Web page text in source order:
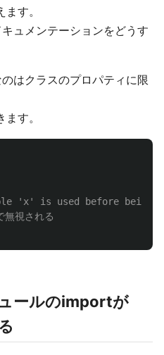
す。
ュメンテーションをどうす
はクラスのプロパティに限
す。
'x' is used before being
視される
ールのimportが